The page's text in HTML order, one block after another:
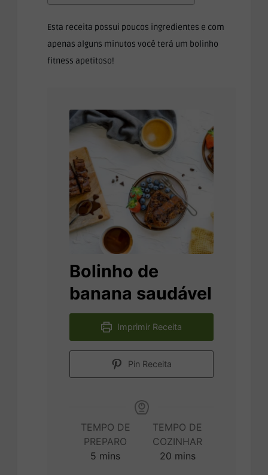
Esta receita possui poucos ingredientes e com
apenas alguns minutos você terá um bolinho
fitness apetitoso!
Bolinho de
banana saudável
Imprimir Receita
Pin Receita
TEMPO DE
PREPARO
5 minutes
mins
TEMPO DE
COZINHAR
20minutes
mins